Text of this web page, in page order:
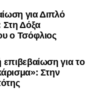
για Διπλό
Στη Δόξα
ο Τσόφλιος
για το
Στην